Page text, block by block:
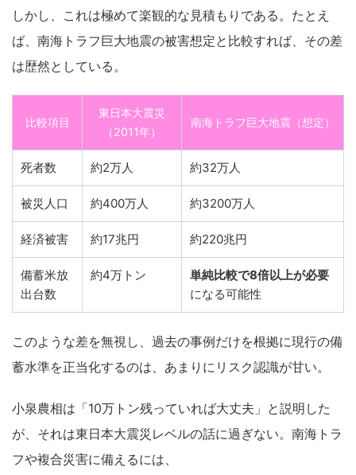
しかし、これは極めて楽観的な見積もりである。たとえ
ば、南海トラフ巨大地震の被害想定と比較すれば、その差
は歴然としている。
比較項目
東日本大震災
（2011年）
南海トラフ巨大地震（想定）
死者数 約2万人 約32万人
被災人口 約400万人 約3200万人
経済被害 約17兆円 約220兆円
備蓄米放
出台数
約4万トン
単純比較で8倍以上が必要
になる可能性
このような差を無視し、過去の事例だけを根拠に現行の備
蓄水準を正当化するのは、あまりにリスク認識が甘い。
小泉農相は「10万トン残っていれば大丈夫」と説明した
が、それは東日本大震災レベルの話に過ぎない。南海トラ
フや複合災害に備えるには、